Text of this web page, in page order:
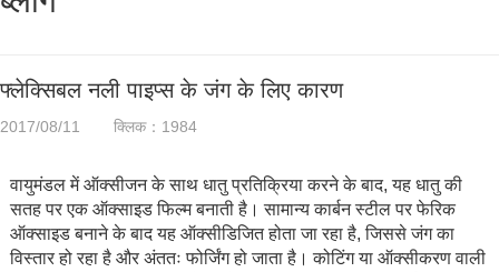
फ्लेक्सिबल नली पाइप्स के जंग के लिए कारण
2017/08/11 क्लिक：1984
वायुमंडल में ऑक्सीजन के साथ धातु प्रतिक्रिया करने के बाद, यह धातु की
सतह पर एक ऑक्साइड फिल्म बनाती है। सामान्य कार्बन स्टील पर फेरिक
ऑक्साइड बनाने के बाद यह ऑक्सीडिजित होता जा रहा है, जिससे जंग का
विस्तार हो रहा है और अंततः फोर्जिंग हो जाता है। कोटिंग या ऑक्सीकरण वाली